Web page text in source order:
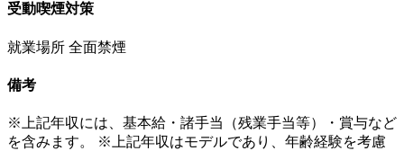
受動喫煙対策
就業場所 全面禁煙
備考
※上記年収には、基本給・諸手当（残業手当等）・賞与など
を含みます。 ※上記年収はモデルであり、年齢経験を考慮